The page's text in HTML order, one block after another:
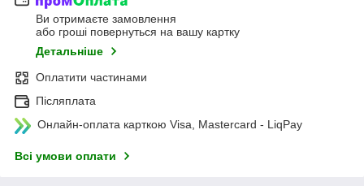
Ви отримаєте замовлення
або гроші повернуться на вашу картку
Детальніше
Оплатити частинами
Післяплата
Онлайн-оплата карткою Visa, Mastercard - LiqPay
Всі умови оплати